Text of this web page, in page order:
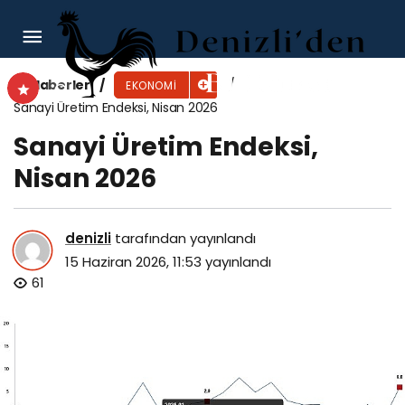
Haberler EKONOMI
Sanayi Üretim Endeksi, Nisan 2026
Sanayi Üretim Endeksi,
Nisan 2026
denizli tarafından yayınlandı
15 Haziran 2026, 11:53 yayınlandı
61
QNB Türkiye, “QNB’ye geçiyorum” serisinin yeni
reklam filmini yayınladı